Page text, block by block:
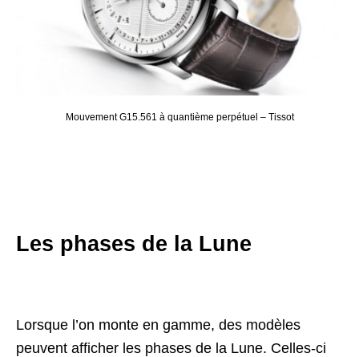
Mouvement G15.561 à quantième perpétuel – Tissot
Les phases de la Lune
Lorsque l’on monte en gamme, des modèles
peuvent afficher les phases de la Lune. Celles-ci